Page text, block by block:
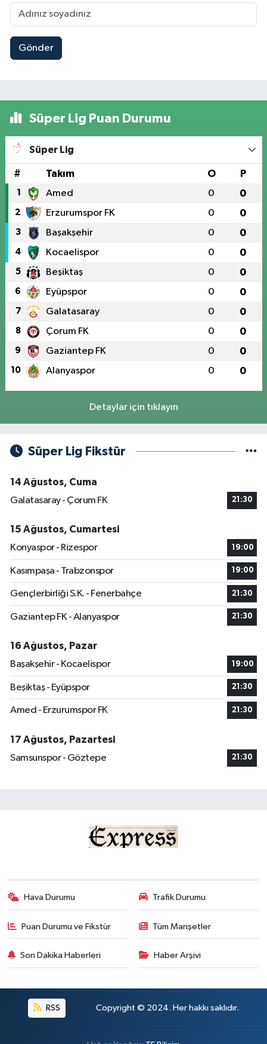
Gönder
Süper Lig Puan Durumu
Süper Lig
# Takım O P
1 Amed 0 0
2 Erzurumspor FK 0 0
3 Başakşehir 0 0
4 Kocaelispor 0 0
5 Beşiktaş 0 0
6 Eyüpspor 0 0
7 Galatasaray 0 0
8 Çorum FK 0 0
9 Gaziantep FK 0 0
10 Alanyaspor 0 0
Detaylar için tıklayın
Süper Lig Fikstür
14 Ağustos, Cuma
Galatasaray - Çorum FK
21:30
15 Ağustos, Cumartesi
Konyaspor - Rizespor
19:00
Kasımpaşa - Trabzonspor 19:00
Gençlerbirliği S.K. - Fenerbahçe 21:30
Gaziantep FK - Alanyaspor 21:30
16 Ağustos, Pazar
Başakşehir - Kocaelispor
19:00
Beşiktaş - Eyüpspor 21:30
Amed - Erzurumspor FK 21:30
17 Ağustos, Pazartesi
Samsunspor - Göztepe
21:30
Hava Durumu Trafik Durumu
Puan Durumu ve Fikstür Tüm Manşetler
Son Dakika Haberleri Haber Arşivi
RSS Copyright © 2024. Her hakkı saklıdır.